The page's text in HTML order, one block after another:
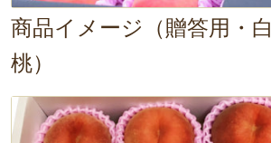
商品イメージ（贈答用・白
桃）